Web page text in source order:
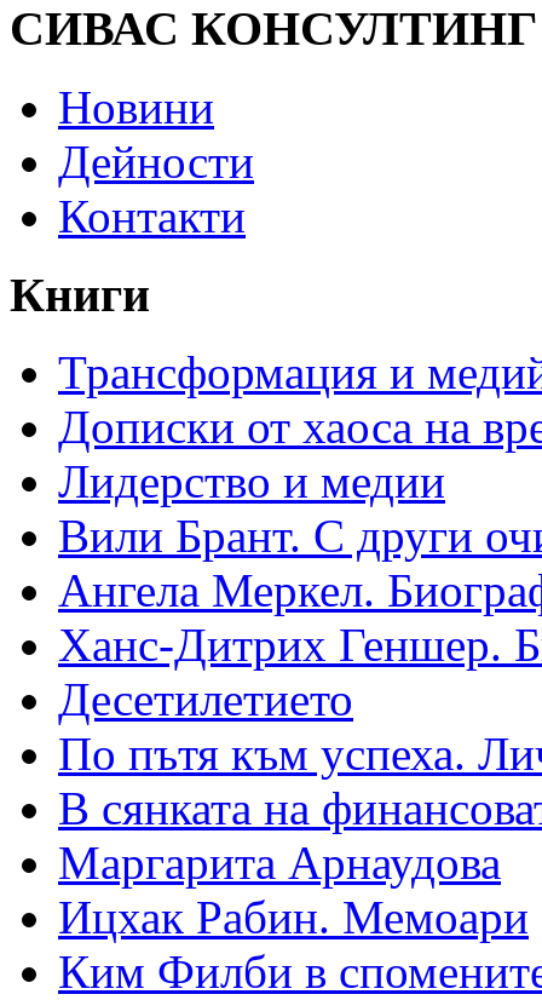
СИВАС КОНСУЛТИНГ
Новини
Дейности
Контакти
Книги
Трансформация и
Дописки от хаоса на
Лидерство и медии
Вили Брант. С други
Ангела Меркел.
Ханс-Дитрих Геншер.
Десетилетието
По пътя към успеха.
В сянката на
Маргарита Арнаудова
Ицхак Рабин. Мемоари
Ким Филби в